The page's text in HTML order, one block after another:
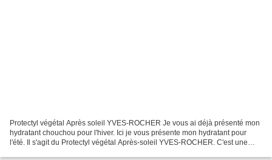
Protectyl végétal Après soleil YVES-ROCHER Je vous ai déjà présenté mon
hydratant chouchou pour l'hiver. Ici je vous présente mon hydratant pour
l'été. Il s'agit du Protectyl végétal Après-soleil YVES-ROCHER. C'est une